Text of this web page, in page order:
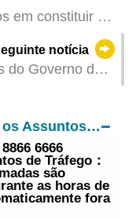
em constituir a
apresentar
rapidamente
de eleitores
notícia
do Governo da
Direcção dos Serviços para os Assuntos de Tráfego
6666
de Tráfego：
são
as horas de
fora